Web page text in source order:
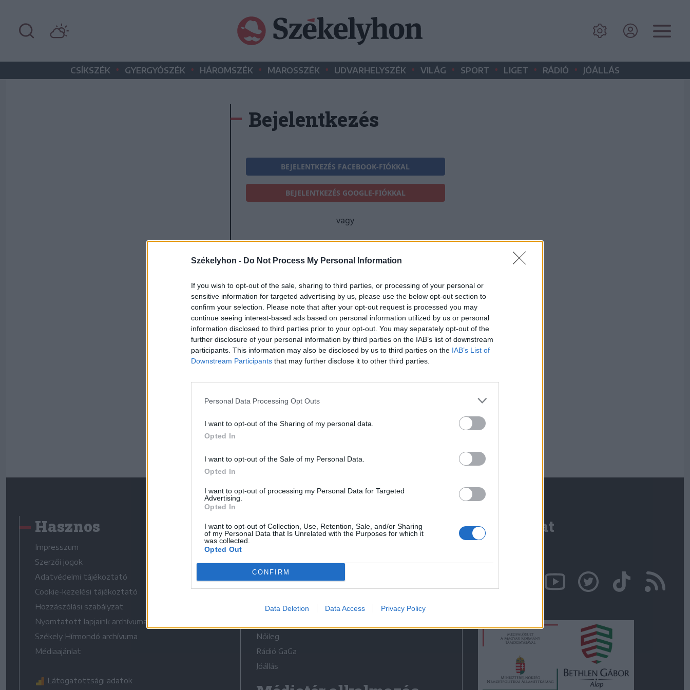
Székelyhon - Do Not Process My Personal Information
If you wish to opt-out of the sale, sharing to third parties, or processing of your personal or
sensitive information for targeted advertising by us, please use the below opt-out section to
confirm your selection. Please note that after your opt-out request is processed you may
continue seeing interest-based ads based on personal information utilized by us or personal
information disclosed to third parties prior to your opt-out. You may separately opt-out of the
further disclosure of your personal information by third parties on the IAB’s list of downstream
participants. This information may also be disclosed by us to third parties on the IAB’s List of
Downstream Participants that may further disclose it to other third parties.
Personal Data Processing Opt Outs
I want to opt-out of the Sharing of my personal data.
Opted In
I want to opt-out of the Sale of my Personal Data.
Opted In
I want to opt-out of processing my Personal Data for Targeted
Advertising.
Opted In
I want to opt-out of Collection, Use, Retention, Sale, and/or Sharing
of my Personal Data that Is Unrelated with the Purposes for which it
was collected.
Opted Out
CONFIRM
Data Deletion Data Access Privacy Policy
CSÍKSZÉK • GYERGYÓSZÉK • HÁROMSZÉK • MAROSSZÉK • UDVARHELYSZÉK • VILÁG • SPORT • LIGET • RÁDIÓ • JÓÁLLÁS
Bejelentkezés
BEJELENTKEZÉS FACEBOOK-FIÓKKAL
BEJELENTKEZÉS GOOGLE-FIÓKKAL
vagy
E-mail-cím
Jelszó
Elfelejtette a jelszavát?
BEJELENTKEZÉS
Hasznos
Impresszum
Szerzői jogok
Adatvédelmi tájékoztató
Cookie-kezelési tájékoztató
Hozzászólási szabályzat
Nyomtatott lapjaink archívuma
Székely Hírmondó archívuma
Médiaajánlat
Látogatottsági adatok
Médiatér
Liget
Krónika
Bihari Napló
Erdélyi Napló
Nőileg
Rádió GaGa
Jóállás
Kapcsolat